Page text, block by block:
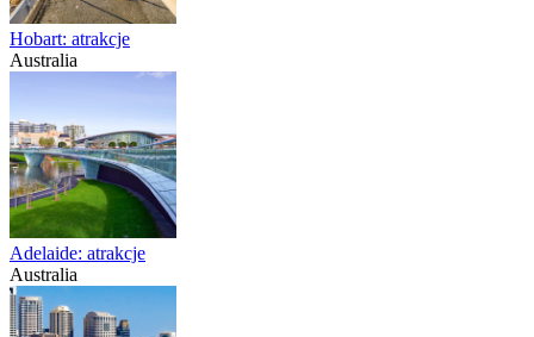
Hobart: atrakcje
Australia
Adelaide: atrakcje
Australia